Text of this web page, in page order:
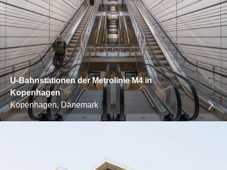
U-Bahnstationen der Metrolinie M4 in
Kopenhagen
Kopenhagen, Dänemark